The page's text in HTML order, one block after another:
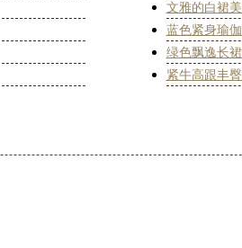
文雅的白裙
蓝色紧身瑜
绿色飘逸长
紧牛高跟丰